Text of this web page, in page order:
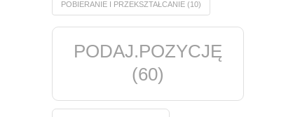
POBIERANIE I PRZEKSZTAŁCANIE(10)
PODAJ.POZYCJĘ
(60)